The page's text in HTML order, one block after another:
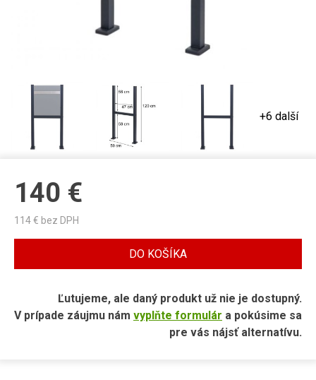
+6 další
140 €
114€ bez DPH
DO KOŠÍKA
Ľutujeme, ale daný produkt už nie je dostupný.
V prípade záujmu nám vyplňte formulár a pokúsime sa
pre vás nájsť alternatívu.